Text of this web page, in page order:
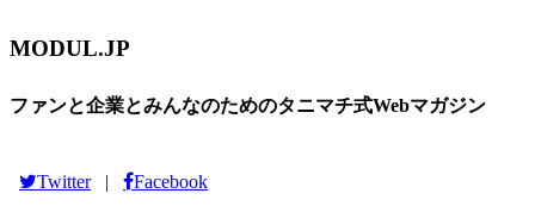
MODUL.JP
ファンと企業とみんなのためのタニマチ式Webマガジン
Twitter | Facebook